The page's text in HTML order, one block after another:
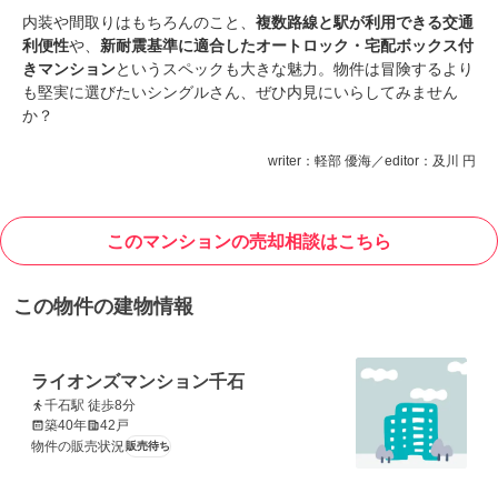
内装や間取りはもちろんのこと、 複数路線と駅が利用できる交通
利便性や、 新耐震基準に適合したオートロック・宅配ボックス付
きマンションというスペックも大きな魅力。物件は冒険するより
も堅実に選びたいシングルさん、ぜひ内見にいらしてみません
か？
writer：軽部 優海／editor：及川 円
このマンションの売却相談はこちら
この物件の建物情報
ライオンズマンション千石
千石駅 徒歩8分
築40年
42戸
物件の販売状況 販売待ち